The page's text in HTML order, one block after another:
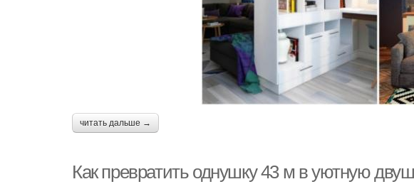
читать дальше →
Как превратить однушку 43 м в уютную